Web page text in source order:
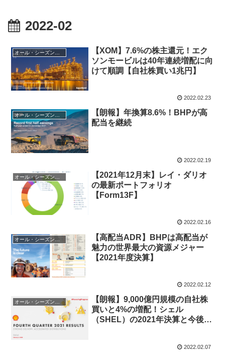
2022-02
【XOM】7.6%の株主還元！エク
ソンモービルは40年連続増配に向
けて順調【自社株買い1兆円】
2022.02.23
【朗報】年換算8.6%！BHPが高
配当を継続
2022.02.19
オール・シーズンズ戦略
【2021年12月末】レイ・ダリオ
の最新ポートフォリオ
【Form13F】
2022.02.16
【高配当ADR】BHPは高配当が
魅力の世界最大の資源メジャー
【2021年度決算】
2022.02.12
【朗報】9,000億円規模の自社株
買いと4%の増配！シェル
（SHEL）の2021年決算と今後に
2022.02.07